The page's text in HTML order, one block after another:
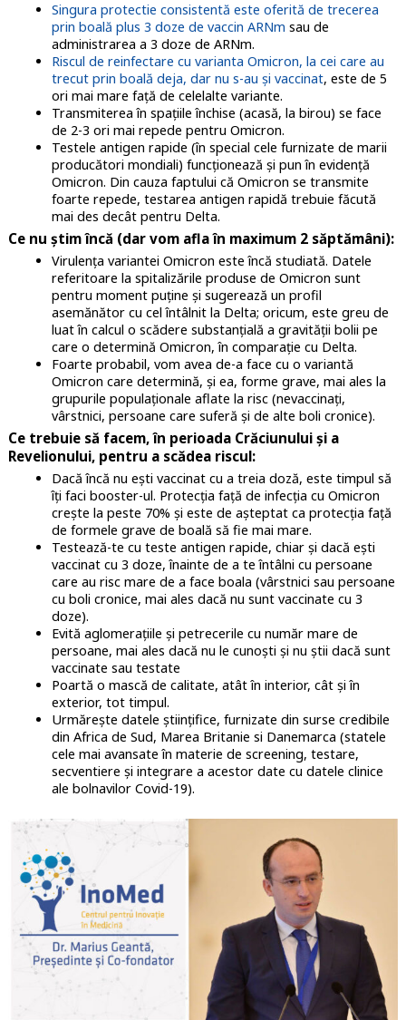
Singura protectie consistentă este oferită de trecerea
prin boală plus 3 doze de vaccin ARNm sau de
administrarea a 3 doze de ARNm.
Riscul de reinfectare cu varianta Omicron, la cei care au
trecut prin boală deja, dar nu s-au și vaccinat, este de 5
ori mai mare față de celelalte variante.
Transmiterea în spațiile închise (acasă, la birou) se face
de 2-3 ori mai repede pentru Omicron.
Testele antigen rapide (în special cele furnizate de marii
producători mondiali) funcționează și pun în evidență
Omicron. Din cauza faptului că Omicron se transmite
foarte repede, testarea antigen rapidă trebuie făcută
mai des decât pentru Delta.
Ce nu știm încă (dar vom afla în maximum 2 săptămâni):
Virulența variantei Omicron este încă studiată. Datele
referitoare la spitalizările produse de Omicron sunt
pentru moment puține și sugerează un profil
asemănător cu cel întâlnit la Delta; oricum, este greu de
luat în calcul o scădere substanțială a gravității bolii pe
care o determină Omicron, în comparație cu Delta.
Foarte probabil, vom avea de-a face cu o variantă
Omicron care determină, și ea, forme grave, mai ales la
grupurile populaționale aflate la risc (nevaccinați,
vârstnici, persoane care suferă și de alte boli cronice).
Ce trebuie să facem, în perioada Crăciunului și a
Revelionului, pentru a scădea riscul:
Dacă încă nu ești vaccinat cu a treia doză, este timpul să
îți faci booster-ul. Protecția față de infecția cu Omicron
crește la peste 70% și este de așteptat ca protecția față
de formele grave de boală să fie mai mare.
Testează-te cu teste antigen rapide, chiar și dacă ești
vaccinat cu 3 doze, înainte de a te întâlni cu persoane
care au risc mare de a face boala (vârstnici sau persoane
cu boli cronice, mai ales dacă nu sunt vaccinate cu 3
doze).
Evită aglomerațiile și petrecerile cu număr mare de
persoane, mai ales dacă nu le cunoști și nu știi dacă sunt
vaccinate sau testate
Poartă o mască de calitate, atât în interior, cât și în
exterior, tot timpul.
Urmărește datele științifice, furnizate din surse credibile
din Africa de Sud, Marea Britanie si Danemarca (statele
cele mai avansate în materie de screening, testare,
secventiere și integrare a acestor date cu datele clinice
ale bolnavilor Covid-19).